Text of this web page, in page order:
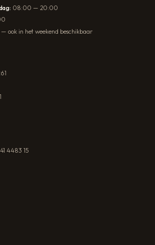
08:00 — 20:00
ook in het weekend beschikbaar
4483 15